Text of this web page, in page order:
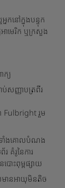
នៅក្នុងបន្ទុក
មេរិក ឬក្រសួង
យ
ប់សញ្ញាបត្រពីរ
Fulbright រួម
ទាំងគោលបំណង
គំរូនៃការ
បោះពុម្ពផ្សាយ
មានអាយុមិនតិច